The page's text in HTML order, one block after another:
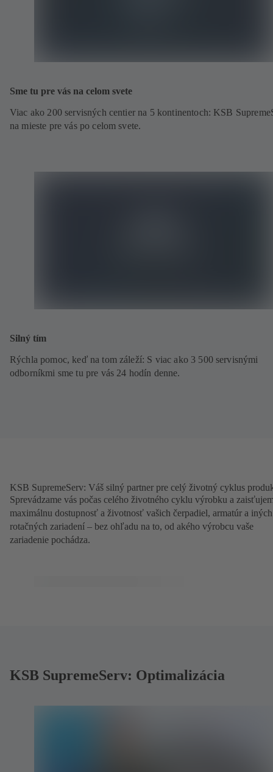
Sme tu pre vás na celom svete
Viac ako 200 servisných centier na 5 kontinentoch: KSB
na mieste pre vás po celom svete.
Silný tím
Rýchla pomoc, keď na tom záleží: S viac ako 3 500 servisnými
odborníkmi sme tu pre vás 24 hodín denne.
KSB SupremeServ: Váš silný partner pre celý životný cyklus
Sprevádzame vás počas celého životného cyklu výrobku a
maximálnu dostupnosť a životnosť vašich čerpadiel, armatúr a iných
rotačných zariadení – bez ohľadu na to, od akého výrobcu vaše
zariadenie pochádza.
KSB SupremeServ: Optimalizácia